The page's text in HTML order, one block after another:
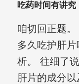
吃药时间有讲究
咱切回正题
多久吃护肝
析。 往细了
肝片的成分